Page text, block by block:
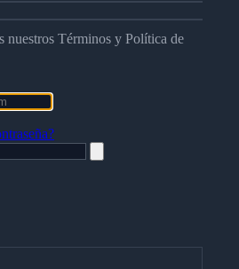
nuestros Términos y Política de